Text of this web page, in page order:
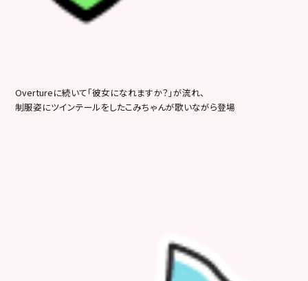
Overtureに続いて「彼女になれますか？」が流れ、
制服姿にツインテールをしたこみちゃんが歌いながら登場